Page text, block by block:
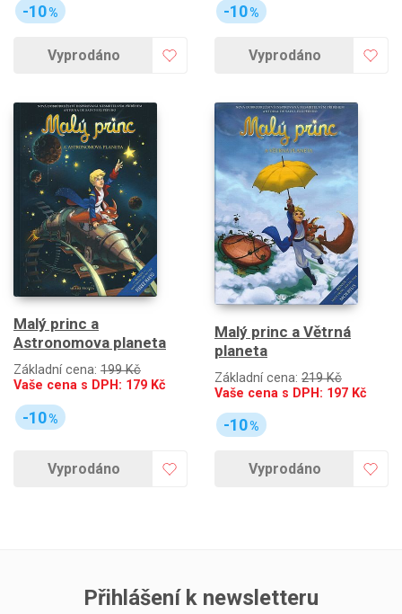
-10%
Vyprodáno
-10%
Vyprodáno
Malý princ a
Astronomova planeta
Základní cena: 199 Kč
Vaše cena s DPH: 179 Kč
-10%
Vyprodáno
Malý princ a Větrná
planeta
Základní cena: 219 Kč
Vaše cena s DPH: 197 Kč
-10%
Vyprodáno
Přihlášení k newsletteru